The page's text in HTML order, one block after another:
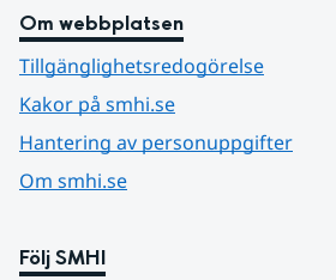
Om webbplatsen
Tillgänglighetsredogörelse
Kakor på smhi.se
Hantering av personuppgifter
Om smhi.se
Följ SMHI